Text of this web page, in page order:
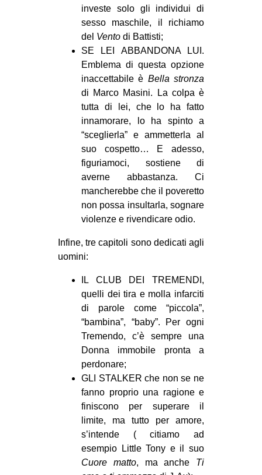
investe solo gli individui di
sesso maschile, il richiamo
del Vento di Battisti;
SE LEI ABBANDONA LUI.
Emblema di questa opzione
inaccettabile è Bella stronza
di Marco Masini. La colpa è
tutta di lei, che lo ha fatto
innamorare, lo ha spinto a
“sceglierla” e ammetterla al
suo cospetto… E adesso,
figuriamoci, sostiene di
averne abbastanza. Ci
mancherebbe che il poveretto
non possa insultarla, sognare
violenze e rivendicare odio.
Infine, tre capitoli sono dedicati agli
uomini:
IL CLUB DEI TREMENDI,
quelli dei tira e molla infarciti
di parole come “piccola”,
“bambina”, “baby”. Per ogni
Tremendo, c’è sempre una
Donna immobile pronta a
perdonare;
GLI STALKER che non se ne
fanno proprio una ragione e
finiscono per superare il
limite, ma tutto per amore,
s’intende ( citiamo ad
esempio Little Tony e il suo
Cuore matto, ma anche Ti